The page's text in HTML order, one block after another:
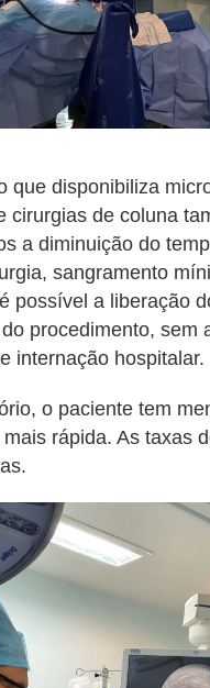
que disponibiliza
cirurgias de coluna
a diminuição do
sangramento
possível a liberação
procedimento, sem
internação hospitalar.
o paciente tem
rápida. As taxas